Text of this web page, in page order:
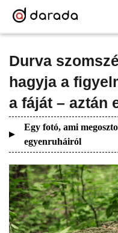
Durva
hagyja a
a fáját – aztán
Egy fotó, ami
egyenruháiról